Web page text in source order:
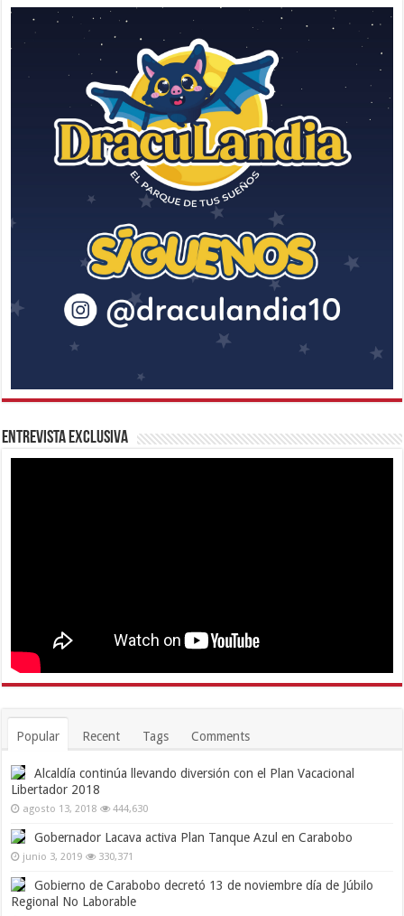
Entrevista Exclusiva
Popular Recent Tags Comments
Alcaldía continúa llevando diversión con el Plan Vacacional
Libertador 2018
agosto 13, 2018 444,630
Gobernador Lacava activa Plan Tanque Azul en Carabobo
junio 3, 2019 330,371
Gobierno de Carabobo decretó 13 de noviembre día de Júbilo
Regional No Laborable